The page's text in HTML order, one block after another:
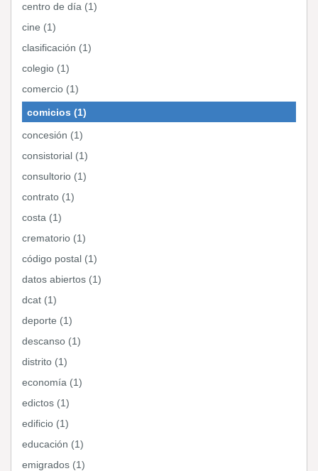
centro de día (1)
cine (1)
clasificación (1)
colegio (1)
comercio (1)
comicios (1)
concesión (1)
consistorial (1)
consultorio (1)
contrato (1)
costa (1)
crematorio (1)
código postal (1)
datos abiertos (1)
dcat (1)
deporte (1)
descanso (1)
distrito (1)
economía (1)
edictos (1)
edificio (1)
educación (1)
emigrados (1)